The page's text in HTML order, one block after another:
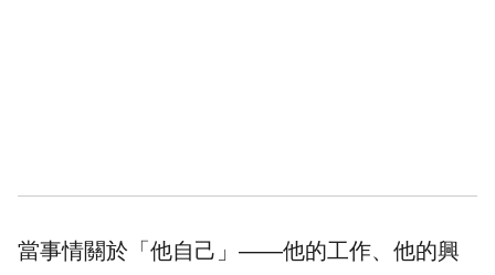
當事情關於「他自己」——他的工作、他的興